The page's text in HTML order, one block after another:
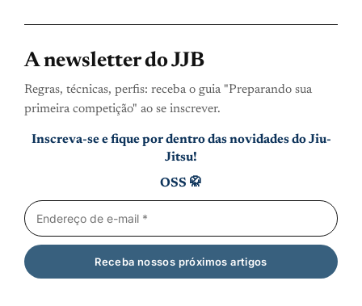
A newsletter do JJB
Regras, técnicas, perfis: receba o guia "Preparando sua
primeira competição" ao se inscrever.
Inscreva-se e fique por dentro das novidades do Jiu-
Jitsu!
OSS 🥋